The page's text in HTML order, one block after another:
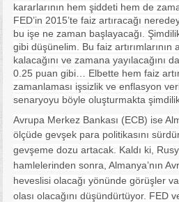
kararlarının hem şiddeti hem de
FED’in 2015’te faiz artıracağı
bu işe ne zaman başlayacağı.
gibi düşünelim. Bu faiz artırımlarının
kalacağını ve zamana yayılacağını
0.25 puan gibi… Elbette hem faiz
zamanlaması işsizlik ve enflasyon
senaryoyu böyle oluşturmakta
Avrupa Merkez Bankası (ECB) ise
ölçüde gevşek para politikasını
gevşeme dozu artacak. Kaldı ki,
hamlelerinden sonra, Almanya’nın
heveslisi olacağı yönünde görüşler
olası olacağını düşündürtüyor. FED